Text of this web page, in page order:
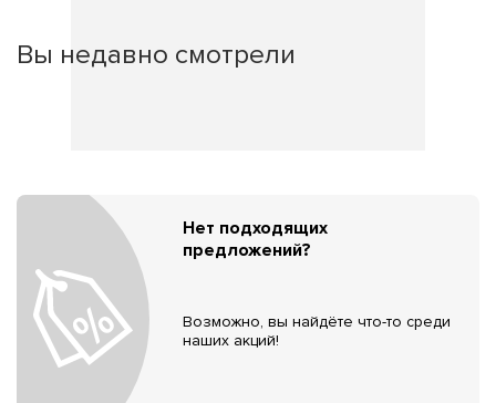
Вы недавно смотрели
Нет подходящих
предложений?
Возможно, вы найдёте что-то среди
наших акций!